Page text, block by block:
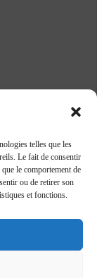
telles que les
Le fait de consentir
le comportement de
ou de retirer son
et fonctions.